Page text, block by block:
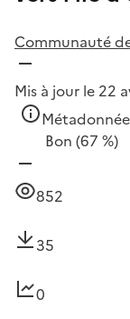
Communauté
Mis à jour le 22
Bon (67 %)
852
35
0